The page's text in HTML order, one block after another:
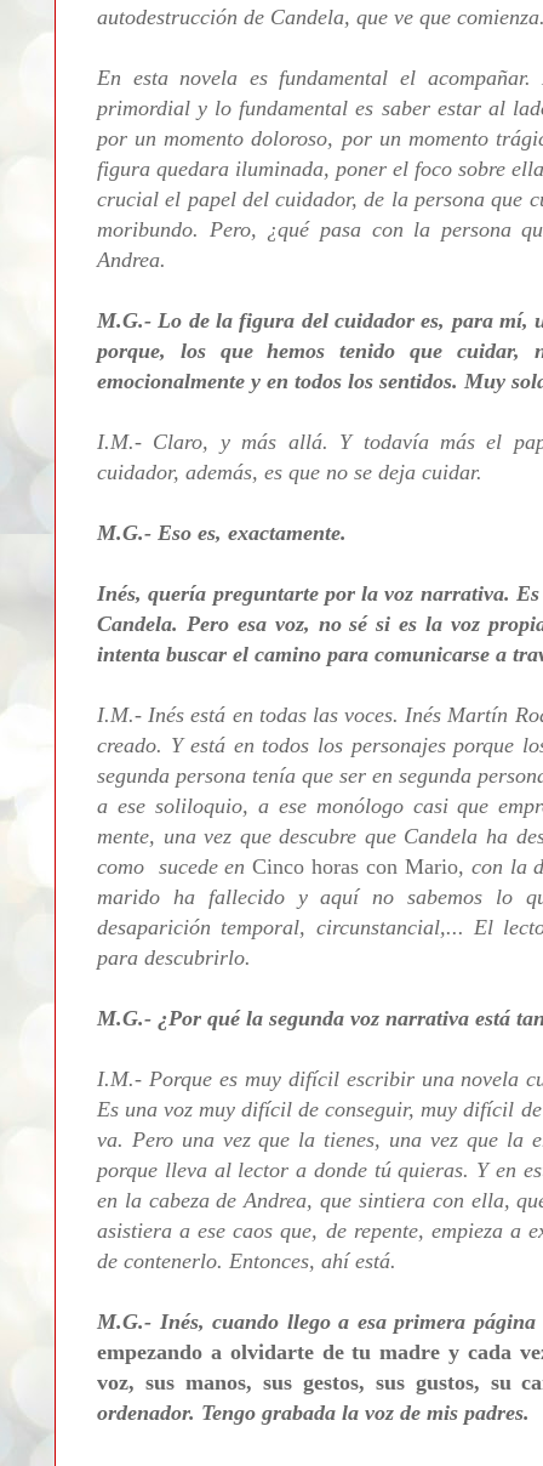
autodestrucción de Candela, que ve que
En esta novela es fundamental el
primordial y lo fundamental es saber estar al
por un momento doloroso, por un momento
figura quedara iluminada, poner el foco sobre
crucial el papel del cuidador, de la persona que
moribundo. Pero, ¿qué pasa con la persona
Andrea.
M.G.- Lo de la figura del cuidador es, para mí,
porque, los que hemos tenido que cuidar,
emocionalmente y en todos los sentidos. Muy
I.M.- Claro, y más allá. Y todavía más el
cuidador, además, es que no se deja cuidar.
M.G.- Eso es, exactamente.
Inés, quería preguntarte por la voz narrativa.
Candela. Pero esa voz, no sé si es la voz
intenta buscar el camino para comunicarse a
I.M.- Inés está en todas las voces. Inés Martín
creado. Y está en todos los personajes porque
segunda persona tenía que ser en segunda
a ese soliloquio, a ese monólogo casi que
mente, una vez que descubre que Candela ha
como sucede enCinco horas con Mario, con la
marido ha fallecido y aquí no sabemos lo
desaparición temporal, circunstancial,... El
para descubrirlo.
M.G.- ¿Por qué la segunda voz narrativa está
I.M.- Porque es muy difícil escribir una novela
Es una voz muy difícil de conseguir, muy difícil
va. Pero una vez que la tienes, una vez que la
porque lleva al lector a donde tú quieras. Y en
en la cabeza de Andrea, que sintiera con ella,
asistiera a ese caos que, de repente, empieza a
de contenerlo. Entonces, ahí está.
M.G.- Inés, cuando llego a esa primera
empezando a olvidarte de tu madre y cada
voz, sus manos, sus gestos, sus gustos, su
ordenador. Tengo grabada la voz de mis padres.